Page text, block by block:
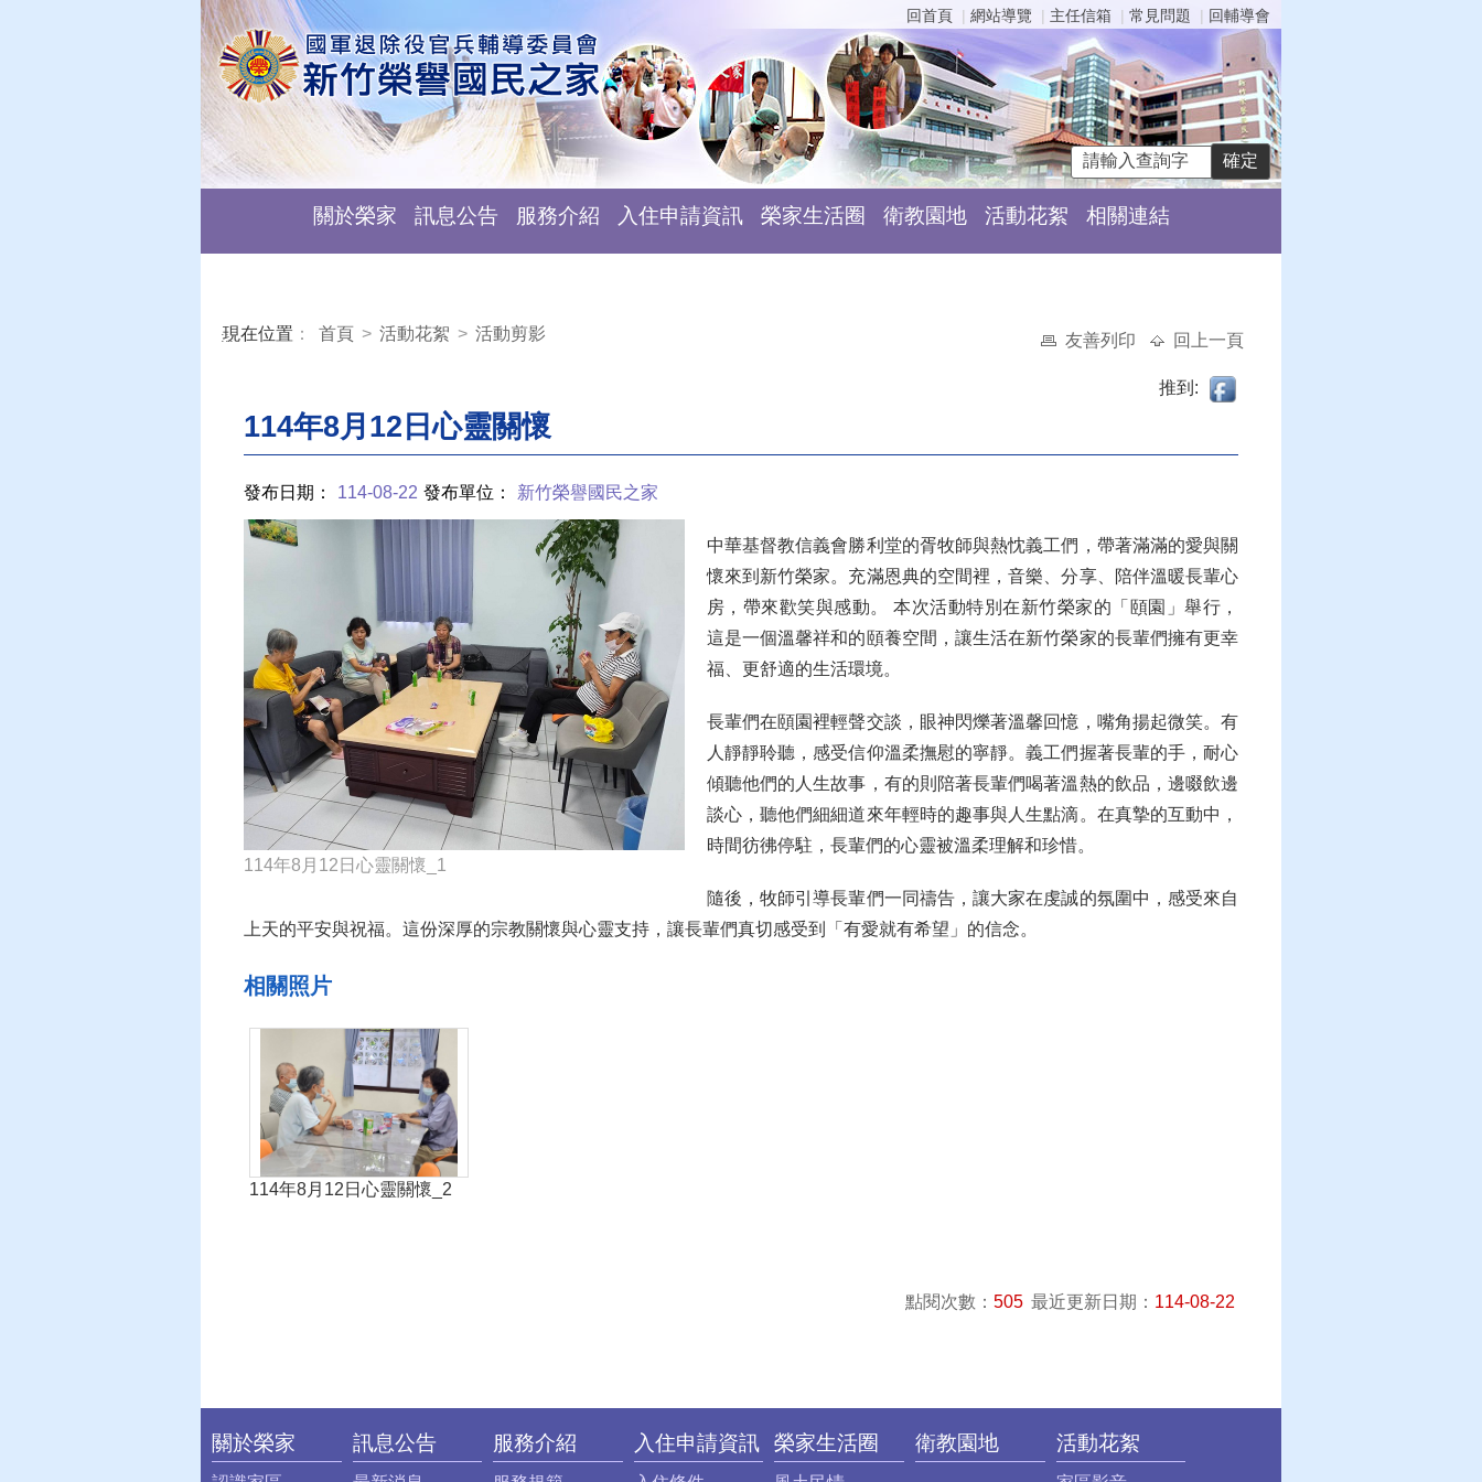
回首頁 網站導覽 主任信箱 常見問題 回輔導會
關於榮家 訊息公告 服務介紹 入住申請資訊 榮家生活圈 衛教園地 活動花絮 相關連結
:::
現在位置 ： 首頁 > 活動花絮 > 活動剪影 友善列印 回上一頁
推到:
114年8月12日心靈關懷
發布日期： 114-08-22 發布單位： 新竹榮譽國民之家
114年8月12日心靈關懷_1
中華基督教信義會勝利堂的胥牧師與熱忱義工們，帶著滿滿的愛與關
懷來到新竹榮家。充滿恩典的空間裡，音樂、分享、陪伴溫暖長輩心
房，帶來歡笑與感動。 本次活動特別在新竹榮家的「頤園」舉行，
這是一個溫馨祥和的頤養空間，讓生活在新竹榮家的長輩們擁有更幸
福、更舒適的生活環境。
長輩們在頤園裡輕聲交談，眼神閃爍著溫馨回憶，嘴角揚起微笑。有
人靜靜聆聽，感受信仰溫柔撫慰的寧靜。義工們握著長輩的手，耐心
傾聽他們的人生故事，有的則陪著長輩們喝著溫熱的飲品，邊啜飲邊
談心，聽他們細細道來年輕時的趣事與人生點滴。在真摯的互動中，
時間彷彿停駐，長輩們的心靈被溫柔理解和珍惜。
隨後，牧師引導長輩們一同禱告，讓大家在虔誠的氛圍中，感受來自
上天的平安與祝福。這份深厚的宗教關懷與心靈支持，讓長輩們真切感受到「有愛就有希望」的信念。
相關照片
114年8月12日心靈關懷_2
點閱次數：505 最近更新日期： 114-08-22
:::
關於榮家 訊息公告 服務介紹 入住申請資訊 榮家生活圈 衛教園地 活動花絮